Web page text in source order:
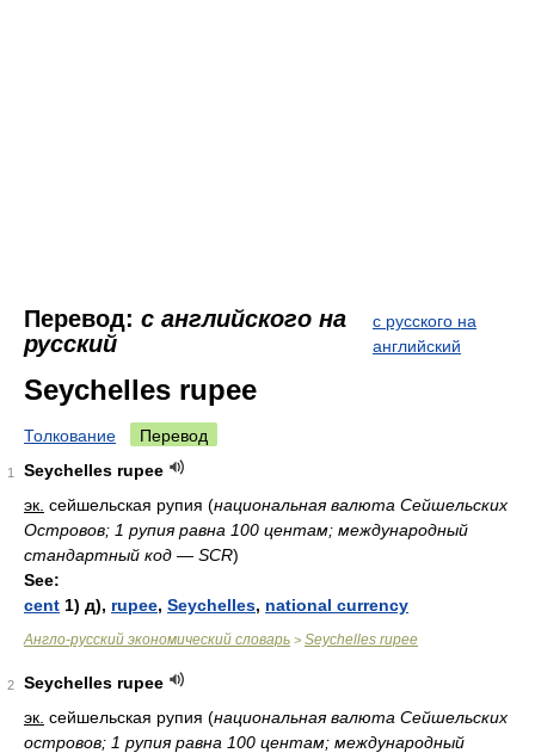
Перевод: с английского на
русский
с русского на
английский
Seychelles rupee
Толкование Перевод
1
Seychelles rupee
эк. сейшельская рупия (национальная валюта Сейшельских
Островов; 1 рупия равна 100 центам; международный
стандартный код — SCR)
See:
cent 1) д), rupee, Seychelles, national currency
Англо-русский экономический словарь > Seychelles rupee
2
Seychelles rupee
эк. сейшельская рупия (национальная валюта Сейшельских
островов; 1 рупия равна 100 центам; международный